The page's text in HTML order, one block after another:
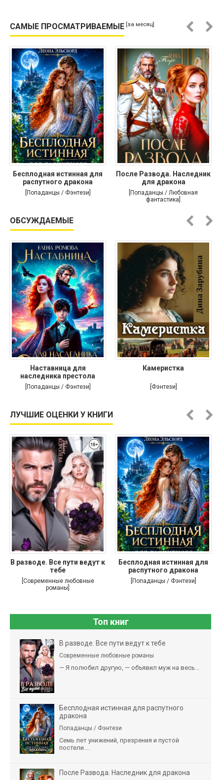
САМЫЕ ПРОСМАТРИВАЕМЫЕ [за месяц]
Бесплодная истинная для
распутного дракона
[Попаданцы / Фэнтези]
После Развода. Наследник
для дракона
[Попаданцы / Любовная
фантастика]
ОБСУЖДАЕМЫЕ
Наставница для
наследника престола
[Попаданцы / Фэнтези]
Камеристка
[Фэнтези]
ЛУЧШИЕ ОЦЕНКИ У КНИГИ
В разводе. Все пути ведут к
тебе
[Современные любовные
романы]
Бесплодная истинная для
распутного дракона
[Попаданцы / Фэнтези]
Топ книг
В разводе. Все пути ведут к тебе
Современные любовные романы
— Я полюбил другую, — объявил муж на весь...
Бесплодная истинная для распутного
дракона
Попаданцы / Фэнтези
Семь лет унижений, презрения и пустой
постели....
После Развода. Наследник для дракона